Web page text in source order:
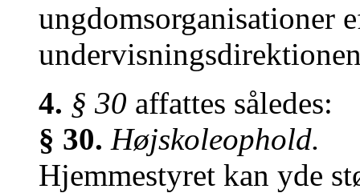
ungdomsorganisationer
4. § 30 affattes således:
§ 30. Højskoleophold.
Hjemmestyret kan yde